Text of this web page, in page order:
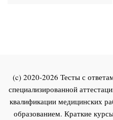
(c) 2020-2026 Тесты с
специализированной
квалификации медицинских
образованием. Краткие